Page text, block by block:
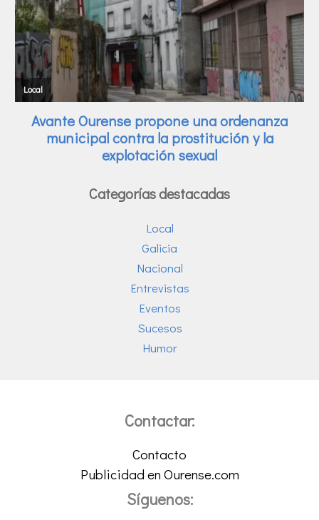
Categorías destacadas
Local
Galicia
Nacional
Entrevistas
Eventos
Sucesos
Humor
Contactar:
Contacto
Publicidad en Ourense.com
Síguenos: